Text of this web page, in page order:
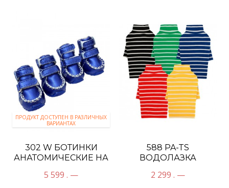
ПРОДУКТ ДОСТУПЕН В РАЗЛИЧНЫХ
ВАРИАНТАХ
302 W БОТИНКИ
АНАТОМИЧЕСКИЕ НА
5 599 . —
588 PA-TS
ВОДОЛАЗКА
ПОЛОСКУ
2 299 . —